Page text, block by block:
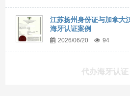
江苏扬州身份证与加拿大
海牙认证案例
2026/06/20 94
代办海牙认证